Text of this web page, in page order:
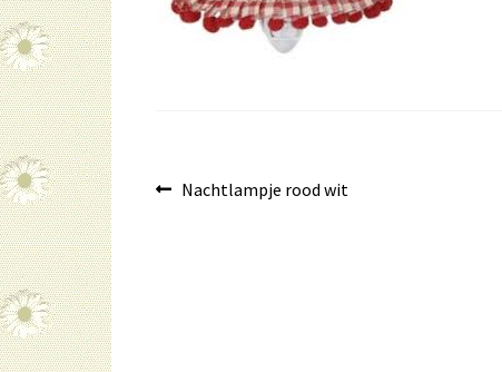
Bericht
Vorig
Nachtlampje rood wit